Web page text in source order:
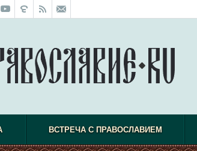
ВСТРЕЧА С ПРАВОСЛАВИЕМ